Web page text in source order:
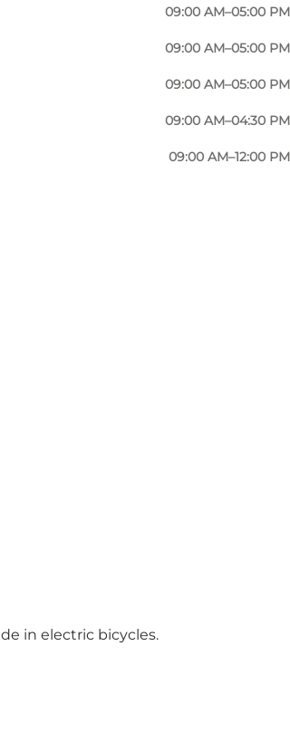
09:00 AM–05:00 PM
09:00 AM–05:00 PM
09:00 AM–05:00 PM
09:00 AM–04:30 PM
09:00 AM–12:00 PM
in electric bicycles.